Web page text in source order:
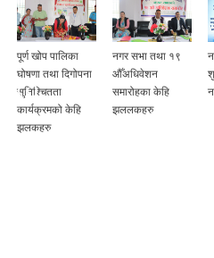
नगर सभा तथा १९
औँअधिवेशन
समारोहका केहि
झललकहरु
नयाँ वर्ष २०८३ को
शुभकामना दिनुहुँदै
नगर प्रमुख